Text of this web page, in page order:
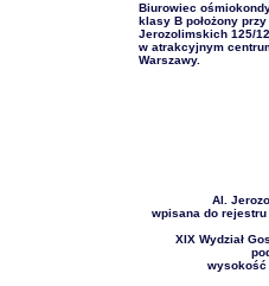
Biurowiec
klasy B położony
Jerozolimskich 125/
w atrakcyjnym
Warszawy.
Al.
wpisana do rejestru
XIX Wydział
wysokość